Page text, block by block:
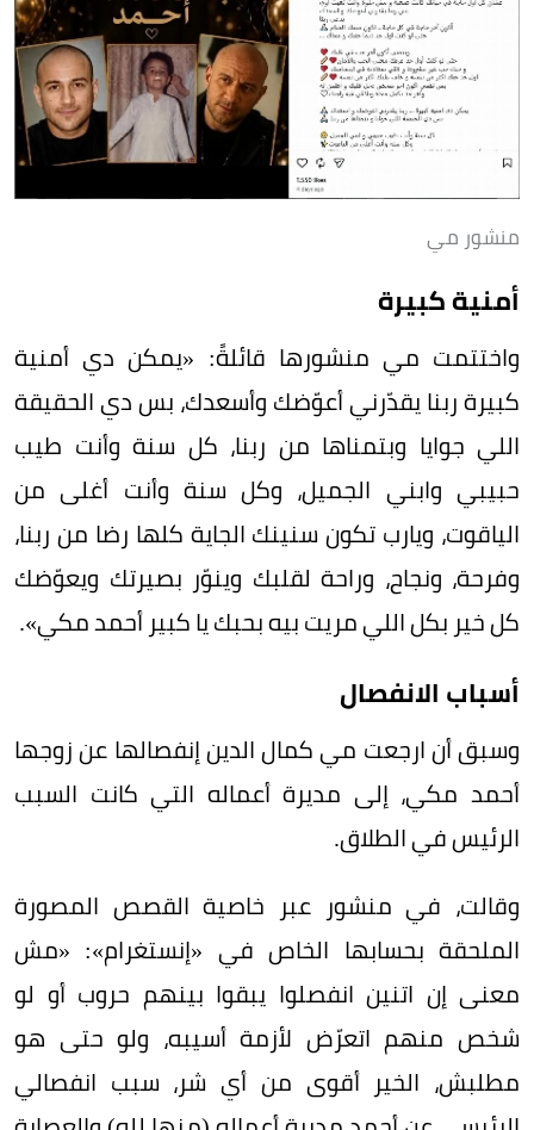
منشور مي
أمنية كبيرة
واختتمت مي منشورها قائلةً: «يمكن دي أمنية
كبيرة ربنا يقدّرني أعوّضك وأسعدك، بس دي الحقيقة
اللي جوايا وبتمناها من ربنا، كل سنة وأنت طيب
حبيبي وابني الجميل، وكل سنة وأنت أغلى من
الياقوت، ويارب تكون سنينك الجاية كلها رضا من ربنا،
وفرحة، ونجاح، وراحة لقلبك وينوّر بصيرتك ويعوّضك
كل خير بكل اللي مريت بيه بحبك يا كبير أحمد مكي».
أسباب الانفصال
وسبق أن ارجعت مي كمال الدين إنفصالها عن زوجها
أحمد مكي، إلى مديرة أعماله التي كانت السبب
الرئيس في الطلاق.
وقالت، في منشور عبر خاصية القصص المصورة
الملحقة بحسابها الخاص في «إنستغرام»: «مش
معنى إن اتنين انفصلوا يبقوا بينهم حروب أو لو
شخص منهم اتعرّض لأزمة أسيبه، ولو حتى هو
مطلبش، الخير أقوى من أي شر، سبب انفصالي